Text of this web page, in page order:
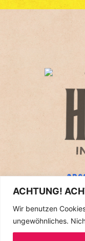
ACHTUNG!
Wir benutzen
ungewöhnliches.
2025 Hurt